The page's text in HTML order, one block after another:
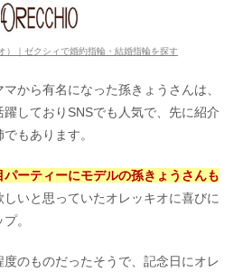
）｜ゼクシィで婚約指輪・結婚指輪を探す
から有名になった孫きょうさんは、
しておりSNSでも人気で、先に紹介
もあります。
ーティーにモデルの孫きょうさんも
いと思っていたオレッキオに喜びに
。
のものだったそうで、記念日にオレ